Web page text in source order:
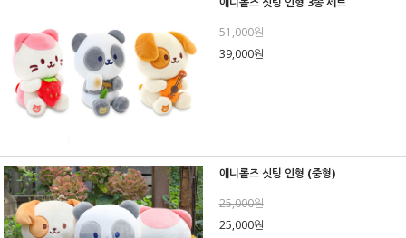
51,000원
39,000원
애니롤즈 싯팅 인형 (중형)
25,000원
25,000원